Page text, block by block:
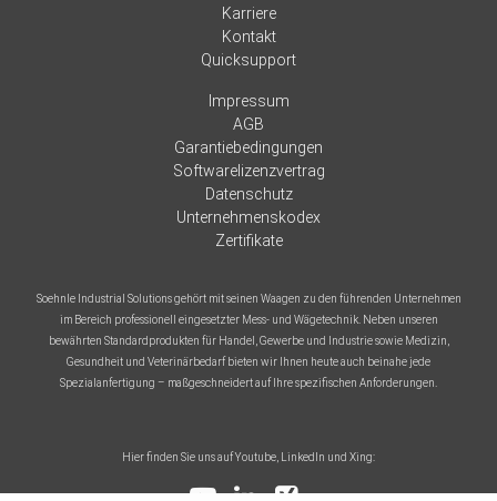
Karriere
Kontakt
Quicksupport
Impressum
AGB
Garantiebedingungen
Softwarelizenzvertrag
Datenschutz
Unternehmenskodex
Zertifikate
Soehnle Industrial Solutions gehört mit seinen Waagen zu den führenden Unternehmen
im Bereich professionell eingesetzter Mess- und Wägetechnik. Neben unseren
bewährten Standardprodukten für Handel, Gewerbe und Industrie sowie Medizin,
Gesundheit und Veterinärbedarf bieten wir Ihnen heute auch beinahe jede
Spezialanfertigung – maßgeschneidert auf Ihre spezifischen Anforderungen.
Hier finden Sie uns auf Youtube, LinkedIn und Xing: